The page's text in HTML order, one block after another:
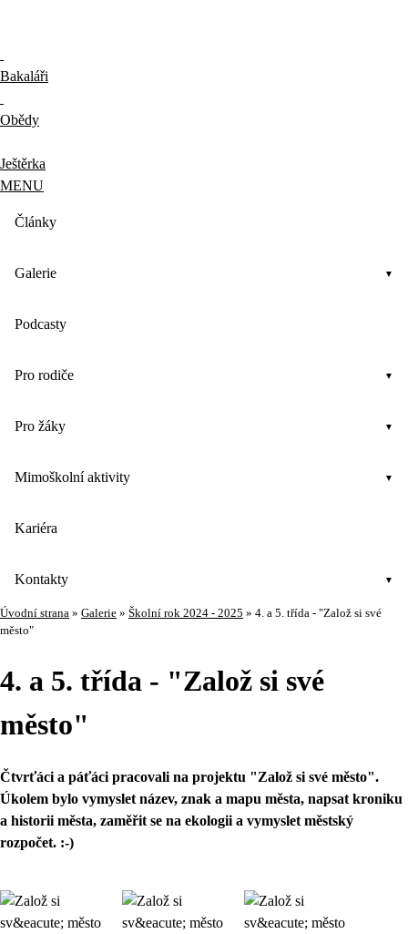
Bakaláři
Obědy
Ještěrka
MENU
Články
Galerie
Podcasty
Pro rodiče
Pro žáky
Mimoškolní aktivity
Kariéra
Kontakty
Úvodní strana » Galerie » Školní rok 2024 - 2025 » 4. a 5. třída - "Založ si své
město"
4. a 5. třída - "Založ si své
město"
Čtvrťáci a páťáci pracovali na projektu "Založ si své město".
Úkolem bylo vymyslet název, znak a mapu města, napsat kroniku
a historii města, zaměřit se na ekologii a vymyslet městský
rozpočet. :-)